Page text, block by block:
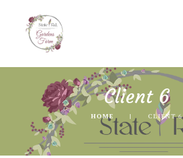
Client 6
HOME CLIENT 6